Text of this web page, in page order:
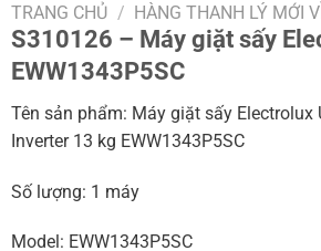
TRANG CHỦ / HÀNG THANH LÝ MỚI
S310126 – Máy giặt sấy
EWW1343P5SC
Tên sản phẩm: Máy giặt sấy Electrolux
Inverter 13 kg EWW1343P5SC
Số lượng: 1 máy
Model: EWW1343P5SC